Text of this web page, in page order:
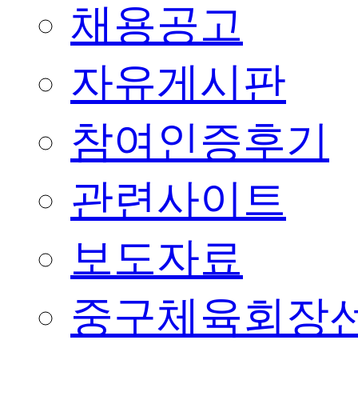
채용공고
자유게시판
참여인증후기
관련사이트
보도자료
중구체육회장